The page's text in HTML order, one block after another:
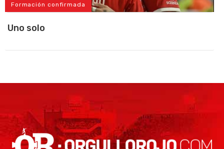
Formación confirmada
Uno solo